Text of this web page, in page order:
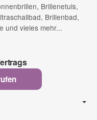
Brillenetuis,
Brillenbad,
und vieles mehr...